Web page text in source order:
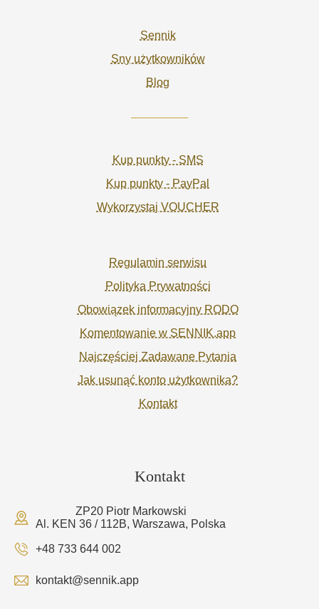
Sennik
Sny użytkowników
Blog
Kup punkty - SMS
Kup punkty - PayPal
Wykorzystaj VOUCHER
Regulamin serwisu
Polityka Prywatności
Obowiązek informacyjny RODO
Komentowanie w SENNIK.app
Najczęściej Zadawane Pytania
Jak usunąć konto użytkownika?
Kontakt
Kontakt
ZP20 Piotr Markowski
Al. KEN 36 / 112B, Warszawa, Polska
+48 733 644 002
kontakt@sennik.app